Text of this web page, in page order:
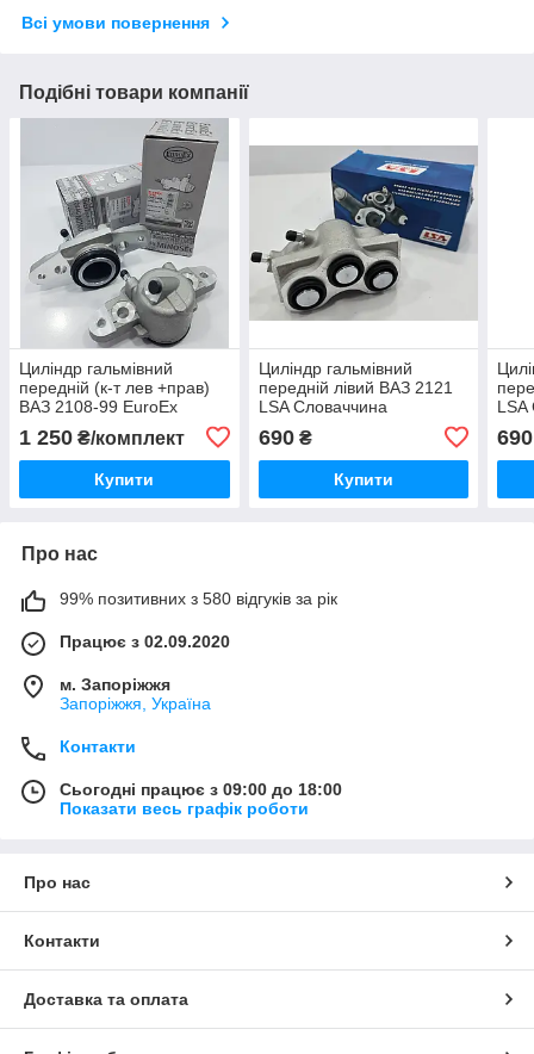
Всі умови повернення
Подібні товари компанії
Циліндр гальмівний
передній (к-т лев +прав)
ВАЗ 2108-99 EuroEx
1 250 ₴/комплект
Купити
Циліндр гальмівний
передній лівий ВАЗ 2121
LSA Словаччина
690₴
Купити
LSA
690
Про нас
99% позитивних з 580 відгуків за рік
Працює з 02.09.2020
м. Запоріжжя
Запоріжжя, Україна
Контакти
Сьогодні працює з 09:00 до 18:00
Показати весь графік роботи
Про нас
Контакти
Доставка та оплата